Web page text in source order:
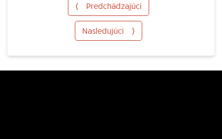
⟨ Predchádzajúci
Nasledujúci ⟩